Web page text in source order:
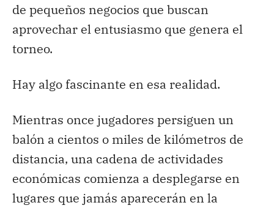
de pequeños negocios que buscan
aprovechar el entusiasmo que genera el
torneo.
Hay algo fascinante en esa realidad.
Mientras once jugadores persiguen un
balón a cientos o miles de kilómetros de
distancia, una cadena de actividades
económicas comienza a desplegarse en
lugares que jamás aparecerán en la